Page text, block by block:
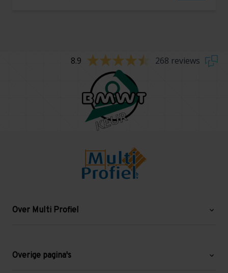
8.9 268 reviews
Over Multi Profiel
Blog
Overige pagina's